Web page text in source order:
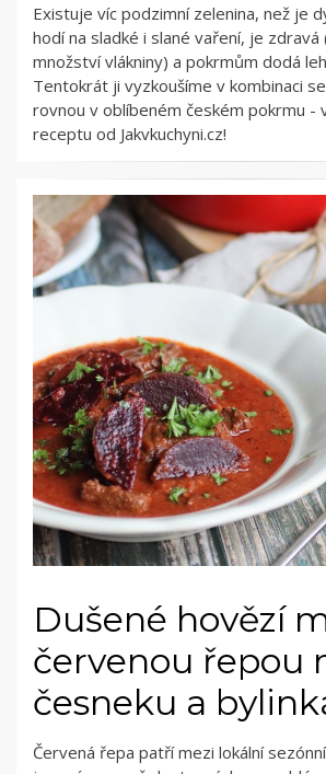
Existuje víc podzimní zelenina, než je
hodí na sladké i slané vaření, je zdravá
množství vlákniny) a pokrmům dodá
Tentokrát ji vyzkoušíme v kombinaci
rovnou v oblíbeném českém pokrmu -
receptu od Jakvkuchyni.cz!
Dušené hovězí
červenou řepou
česneku a
Červená řepa patří mezi lokální